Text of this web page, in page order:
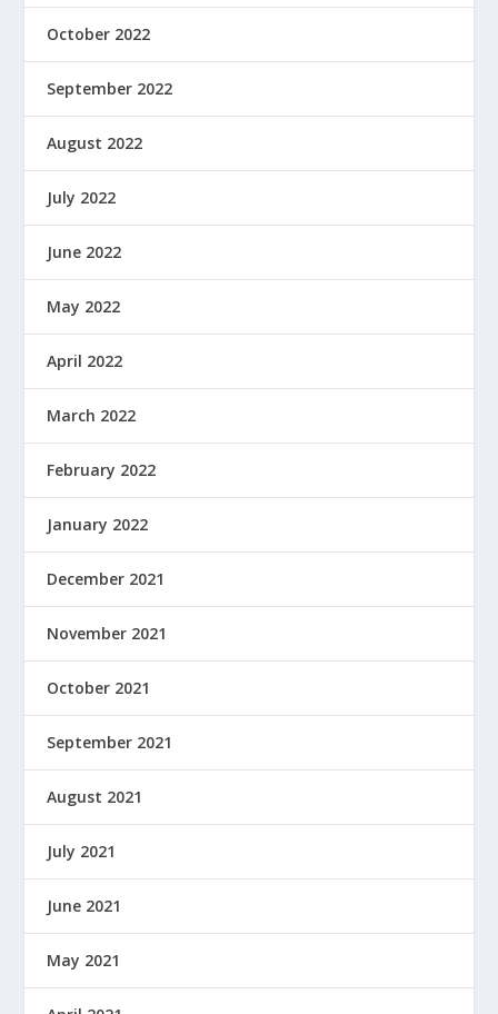
October 2022
September 2022
August 2022
July 2022
June 2022
May 2022
April 2022
March 2022
February 2022
January 2022
December 2021
November 2021
October 2021
September 2021
August 2021
July 2021
June 2021
May 2021